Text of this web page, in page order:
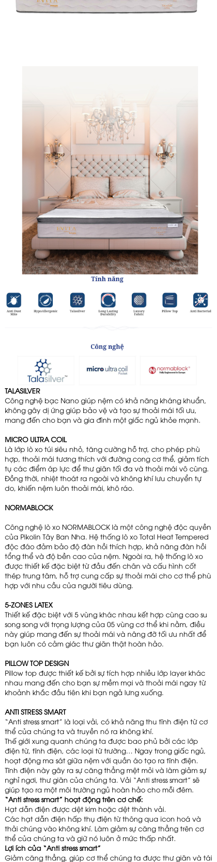
TALASILVER
Công nghệ bạc Nano giúp nệm có khả năng kháng khuẩn,
không gây dị ứng giúp bảo vệ và tạo sự thoải mái tối ưu,
mang đến cho bạn và gia đình một giấc ngủ khỏe mạnh.
MICRO ULTRA COIL
Là lớp lò xo túi siêu nhỏ, tăng cường hỗ trợ, cho phép phù
hợp, thoải mái tương thích với đường cong cơ thể, giảm tích
tụ các điểm áp lực để thư giãn tối đa và thoải mái vô cùng.
Đồng thời, nhiệt thoát ra ngoài và không khí lưu chuyển tự
do, khiến nệm luôn thoải mái, khô ráo.
NORMABLOCK
Công nghệ lò xo NORMABLOCK là một công nghệ độc quyền
của Pikolin Tây Ban Nha. Hệ thống lò xo Total Heat Tempered
độc đáo đảm bảo độ đàn hồi thích hợp, khả năng đàn hồi
tổng thể và độ bền cao của nệm. Ngoài ra, hệ thống lò xo
được thiết kế đặc biệt từ đầu đến chân và cấu hình cốt
thép trung tâm, hỗ trợ cung cấp sự thoải mái cho cơ thể phù
hợp với nhu cầu của người tiêu dùng.
5-ZONES LATEX
Thiết kế đặc biệt với 5 vùng khác nhau kết hợp cùng cao su
song song với trọng lượng của 05 vùng cơ thể khi nằm, điều
này giúp mang đến sự thoải mái và nâng đỡ tối ưu nhất để
bạn luôn có cảm giác thư giãn thật hoàn hảo.
PILLOW TOP DESIGN
Pillow top được thiết kế bởi sự tích hợp nhiều lớp layer khác
nhau mang đến cho bạn sự mềm mại và thoải mái ngay từ
khoảnh khắc đầu tiên khi bạn ngả lưng xuống.
ANTI STRESS SMART
“Anti stress smart” là loại vải, có khả năng thu tĩnh điện từ cơ
thể của chúng ta và truyền nó ra không khí.
Thế giới xung quanh chúng ta được bao phủ bởi các lớp
điện từ, tĩnh điện, các loại từ trường… Ngay trong giấc ngủ,
hoạt động ma sát giữa nệm với quần áo tạo ra tĩnh điện.
Tĩnh điện này gây ra sự căng thẳng mệt mỏi và làm giảm sự
nghỉ ngơi, thư giãn của chúng ta. Vải “Anti stress smart” sẽ
giúp tạo ra một môi trường ngủ hoàn hảo cho mỗi đêm.
“Anti stress smart” hoạt động trên cơ chế:
Hạt dẫn điện được dệt kim hoặc dệt thành vải.
Các hạt dẫn điện hấp thụ điện từ thông qua icon hoá và
thải chúng vào không khí. Làm giảm sự căng thẳng trên cơ
thể của chúng ta và giữ nó luôn ở mức thấp nhất.
Lợi ích của “Anti stress smart”
Giảm căng thẳng, giúp cơ thể chúng ta được thư giãn và tái